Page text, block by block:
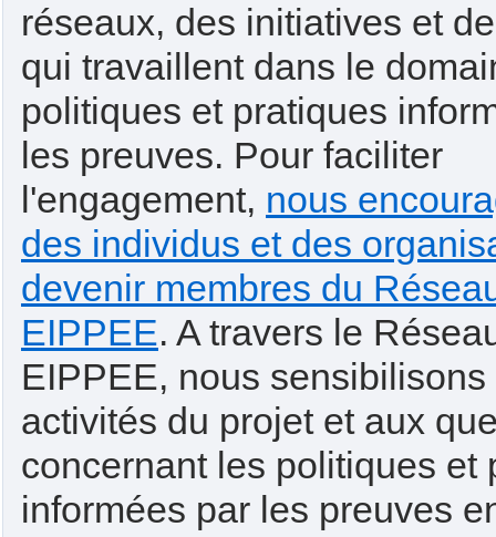
réseaux, des initiatives et
qui travaillent dans le
politiques et pratiques
les preuves. Pour faciliter
l'engagement, nous
des individus et des
devenir membres du
EIPPEE. A travers le
EIPPEE, nous sensibilisons
activités du projet et aux
concernant les politiques et
informées par les preuves